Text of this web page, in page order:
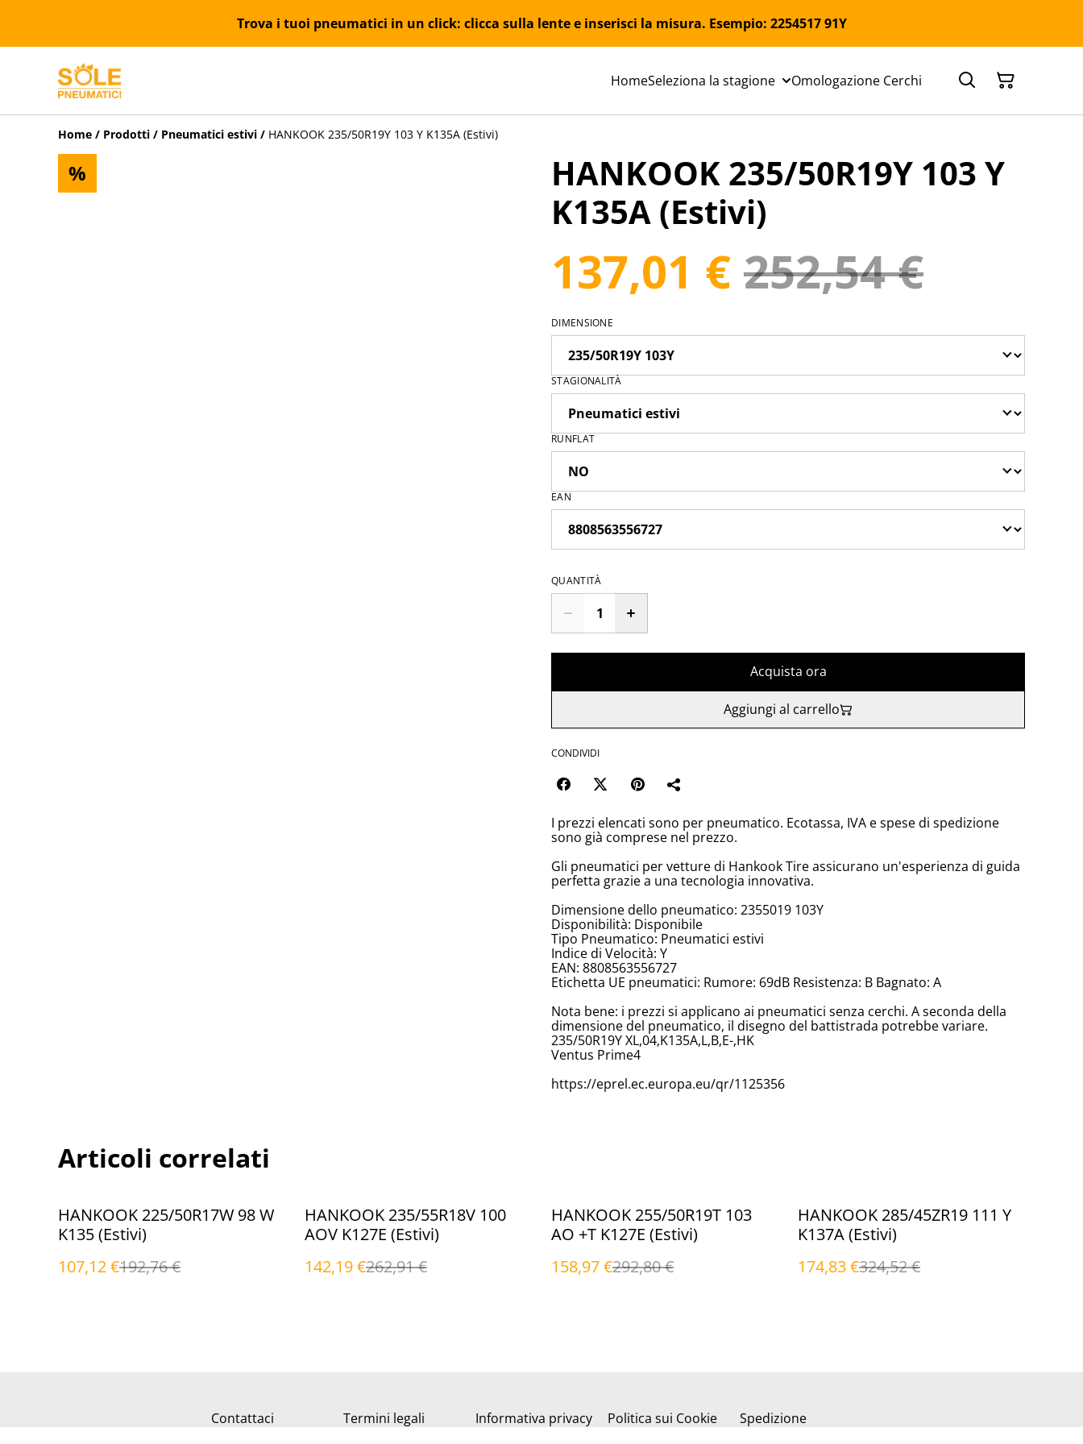
Trova i tuoi pneumatici in un click: clicca sulla lente e inserisci la misura. Esempio: 2254517 91Y
HomeSeleziona la stagione Omologazione Cerchi
Home / Prodotti / Pneumatici estivi / HANKOOK 235/50R19Y 103 Y K135A (Estivi)
%
HANKOOK 235/50R19Y 103 Y
K135A (Estivi)
137,01 € 252,54 €
DIMENSIONE
STAGIONALITÀ
RUNFLAT
EAN
QUANTITÀ
Acquista ora
Aggiungi al carrello
CONDIVIDI
I prezzi elencati sono per pneumatico. Ecotassa, IVA e spese di spedizione
sono già comprese nel prezzo.
Gli pneumatici per vetture di Hankook Tire assicurano un'esperienza di guida
perfetta grazie a una tecnologia innovativa.
Dimensione dello pneumatico: 2355019 103Y
Disponibilità: Disponibile
Tipo Pneumatico: Pneumatici estivi
Indice di Velocità: Y
EAN: 8808563556727
Etichetta UE pneumatici: Rumore: 69dB Resistenza: B Bagnato: A
Nota bene: i prezzi si applicano ai pneumatici senza cerchi. A seconda della
dimensione del pneumatico, il disegno del battistrada potrebbe variare.
235/50R19Y XL,04,K135A,L,B,E-,HK
Ventus Prime4
https://eprel.ec.europa.eu/qr/1125356
Articoli correlati
%
HANKOOK 225/50R17W 98 W
K135 (Estivi)
107,12 €192,76 €
%
HANKOOK 235/55R18V 100
AOV K127E (Estivi)
142,19 €262,91 €
%
HANKOOK 255/50R19T 103
AO +T K127E (Estivi)
158,97 €292,80 €
%
HANKOOK 285/45ZR19 111 Y
K137A (Estivi)
174,83 €324,52 €
Contattaci Termini legali Informativa privacy Politica sui Cookie Spedizione